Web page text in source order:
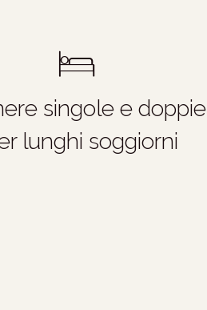
singole e doppie
lunghi soggiorni